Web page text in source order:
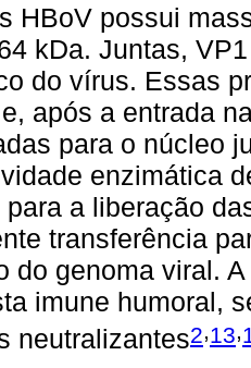
HBoV possui
kDa. Juntas,
do vírus. Essas
após a entrada
para o núcleo
enzimática
a liberação
transferência
do genoma viral.
imune humoral,
neutralizantes2 13